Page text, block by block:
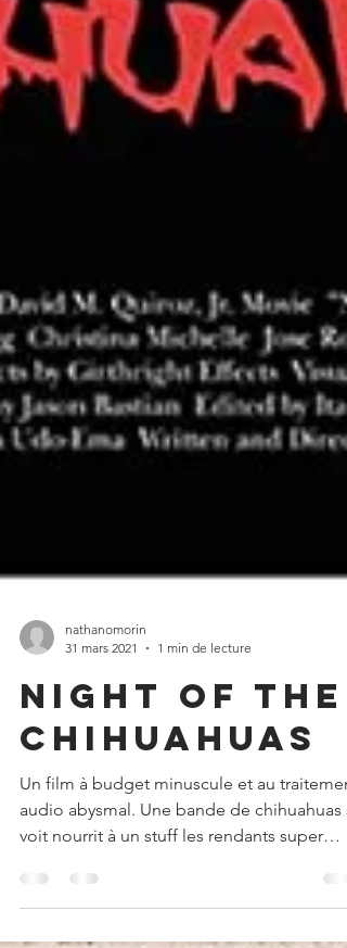
31 mars 2021
1 min de lecture
Night of the
Chihuahuas
Un film à budget minuscule et au
voit nourrit à un stuff les rendants super
voraces....